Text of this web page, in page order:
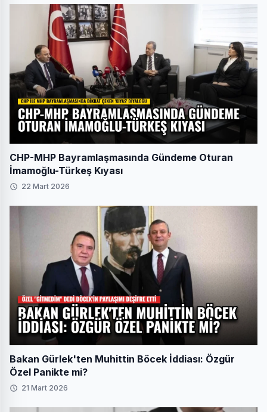
CHP-MHP Bayramlaşmasında Gündeme Oturan
İmamoğlu-Türkeş Kıyası
22 Mart 2026
Bakan Gürlek'ten Muhittin Böcek İddiası: Özgür
Özel Panikte mi?
21 Mart 2026